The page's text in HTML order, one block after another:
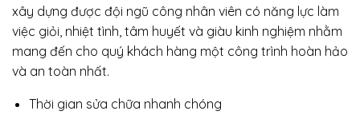
xây dựng được đội ngũ công nhân viên có năng lực làm
việc giỏi, nhiệt tình, tâm huyết và giàu kinh nghiệm nhằm
mang đến cho quý khách hàng một công trình hoàn hảo
và an toàn nhất.
Thời gian sửa chữa nhanh chóng